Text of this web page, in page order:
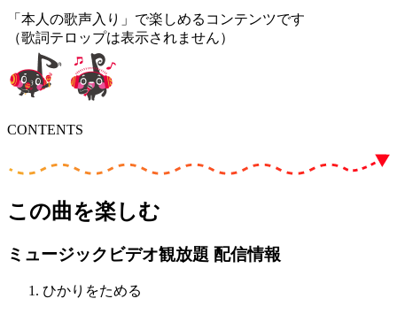
「本人の歌声入り」で楽しめるコンテンツです
（歌詞テロップは表示されません）
CONTENTS
この曲を楽しむ
ミュージックビデオ観放題 配信情報
ひかりをためる